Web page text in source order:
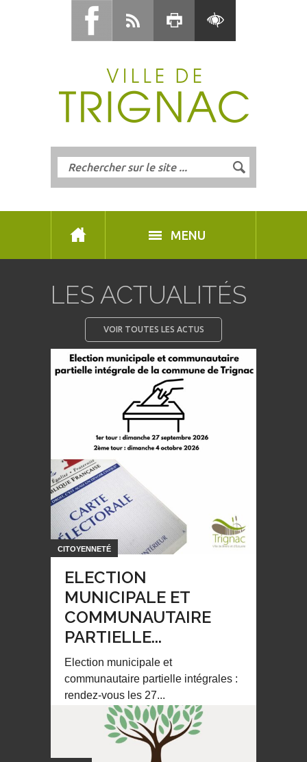
MENU
LES ACTUALITÉS
VOIR TOUTES LES ACTUS
CITOYENNETÉ
ELECTION
MUNICIPALE ET
COMMUNAUTAIRE
PARTIELLE...
Election municipale et
communautaire partielle intégrales :
rendez-vous les 27...